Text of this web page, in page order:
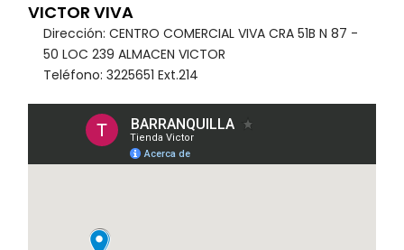
VICTOR VIVA
Dirección: CENTRO COMERCIAL VIVA CRA 51B N 87 -
50 LOC 239 ALMACEN VICTOR
Teléfono: 3225651 Ext.214